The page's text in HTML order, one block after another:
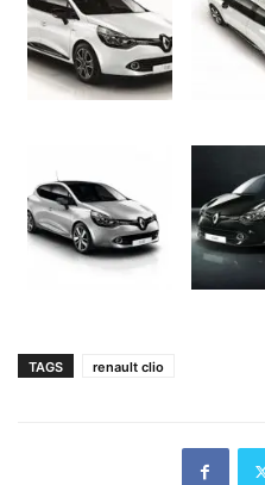
TAGS renault clio